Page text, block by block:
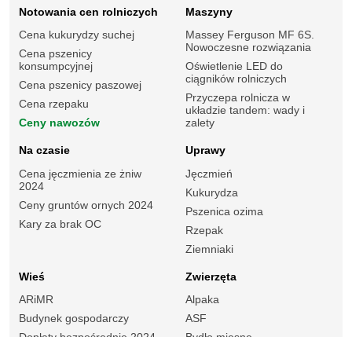
Notowania cen rolniczych
Cena kukurydzy suchej
Cena pszenicy
konsumpcyjnej
Cena pszenicy paszowej
Cena rzepaku
Ceny nawozów
Maszyny
Massey Ferguson MF 6S.
Nowoczesne rozwiązania
Oświetlenie LED do
ciągników rolniczych
Przyczepa rolnicza w
układzie tandem: wady i
zalety
Na czasie
Cena jęczmienia ze żniw
2024
Ceny gruntów ornych 2024
Kary za brak OC
Uprawy
Jęczmień
Kukurydza
Pszenica ozima
Rzepak
Ziemniaki
Wieś
ARiMR
Budynek gospodarczy
Zwierzęta
Alpaka
ASF